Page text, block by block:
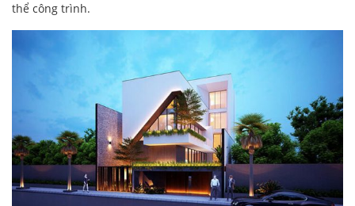
thể công trình.